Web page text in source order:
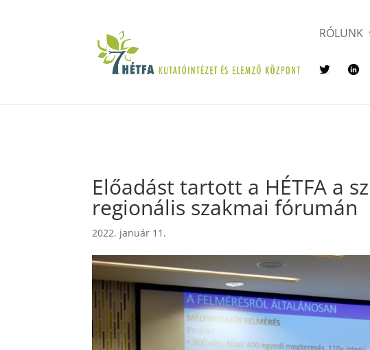
RÓLUNK
Előadást tartott a HÉTFA a
regionális szakmai fórumán
2022. január 11.